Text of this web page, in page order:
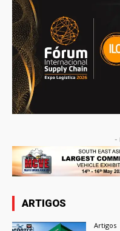
-
ARTIGOS
Artigos